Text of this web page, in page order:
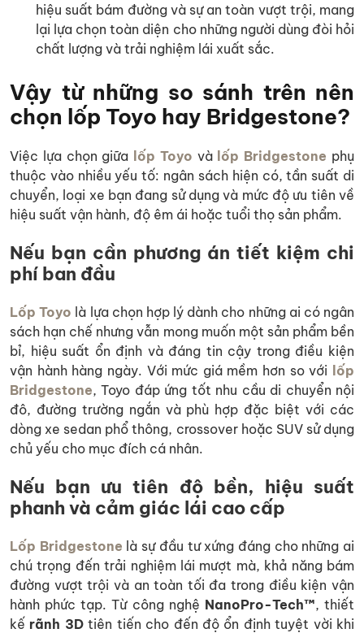
hiệu suất bám đường và sự an toàn vượt trội, mang
lại lựa chọn toàn diện cho những người dùng đòi hỏi
chất lượng và trải nghiệm lái xuất sắc.
Vậy từ những so sánh trên nên
chọn lốp Toyo hay Bridgestone?
Việc lựa chọn giữa lốp Toyo và lốp Bridgestone phụ
thuộc vào nhiều yếu tố: ngân sách hiện có, tần suất di
chuyển, loại xe bạn đang sử dụng và mức độ ưu tiên về
hiệu suất vận hành, độ êm ái hoặc tuổi thọ sản phẩm.
Nếu bạn cần phương án tiết kiệm chi
phí ban đầu
Lốp Toyo là lựa chọn hợp lý dành cho những ai có ngân
sách hạn chế nhưng vẫn mong muốn một sản phẩm bền
bỉ, hiệu suất ổn định và đáng tin cậy trong điều kiện
vận hành hàng ngày. Với mức giá mềm hơn so với
lốp
Bridgestone, Toyo đáp ứng tốt nhu cầu di chuyển nội
đô, đường trường ngắn và phù hợp đặc biệt với các
dòng xe sedan phổ thông, crossover hoặc SUV sử dụng
chủ yếu cho mục đích cá nhân.
Nếu bạn ưu tiên độ bền, hiệu suất
phanh và cảm giác lái cao cấp
Lốp Bridgestone là sự đầu tư xứng đáng cho những ai
chú trọng đến trải nghiệm lái mượt mà, khả năng bám
đường vượt trội và an toàn tối đa trong điều kiện vận
hành phức tạp. Từ công nghệ NanoPro-Tech™, thiết
kế rãnh 3Dtiên tiến cho đến độ ổn định tuyệt vời khi